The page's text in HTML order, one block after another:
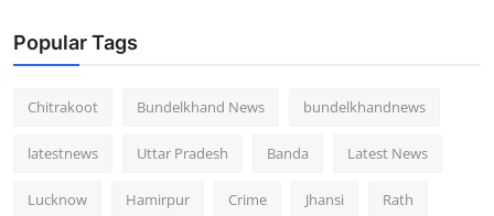
Popular Tags
Chitrakoot Bundelkhand News bundelkhandnews
latestnews Uttar Pradesh Banda Latest News
Lucknow Hamirpur Crime Jhansi Rath